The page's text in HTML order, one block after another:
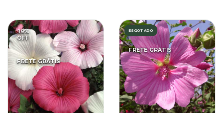
19%
OFF
FRETE GRÁTIS
ESGOTADO
FRETE GRÁTIS